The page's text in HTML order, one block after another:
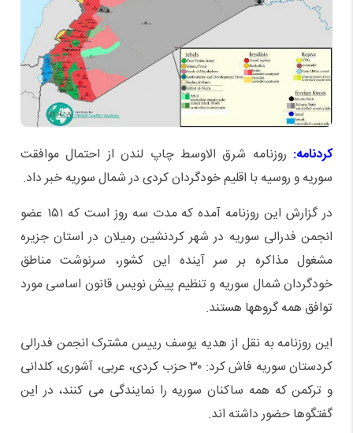
کردنامه: روزنامه شرق الاوسط چاپ لندن از احتمال موافقت
سوریه و روسیه با اقلیم خودگردان کردی در شمال سوریه خبر داد.
در گزارش این روزنامه آمده که مدت سه روز است که ۱۵۱ عضو
انجمن فدرالی سوریه در شهر کردنشین رمیلان در استان جزیره
مشغول مذاکره بر سر آینده این کشور، سرنوشت مناطق
خودگردان شمال سوریه و تنظیم پیش نویس قانون اساسی مورد
توافق همه گروهها هستند.
این روزنامه به نقل از هدیه یوسف رییس مشترک انجمن فدرالی
کردستان سوریه فاش کرد: ۳۰ حزب کردی، عربی، آشوری، کلدانی
و ترکمن که همه ساکنان سوریه را نمایندگی می کنند، در این
گفتگوها حضور داشته اند.